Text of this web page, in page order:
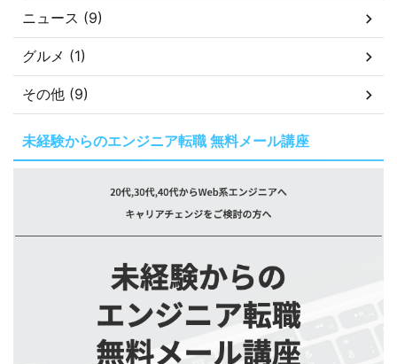
ニュース (9)
グルメ (1)
その他 (9)
未経験からのエンジニア転職 無料メール講座